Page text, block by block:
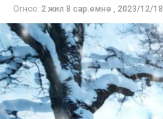
Огноо: 2 жил 8 сар.өмнө , 2023/12/18